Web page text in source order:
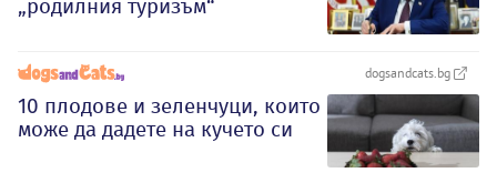
„родилния туризъм“
dogsandcats.bg
10 плодове и зеленчуци, които
може да дадете на кучето си